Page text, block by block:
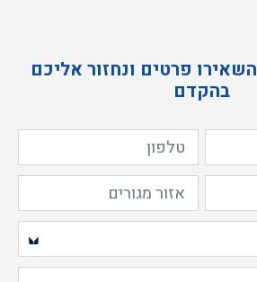
פרטים ונחזור אליכם
בהקדם